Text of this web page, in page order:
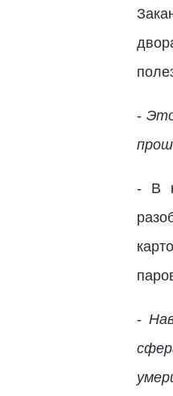
-
- В
-